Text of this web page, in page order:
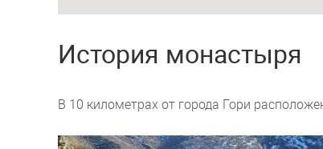
История монастыря
В 10 километрах от города Гори